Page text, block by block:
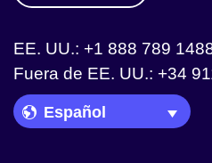
EE. UU.: +1 888 789
Fuera de EE. UU.: +34
Language Picker